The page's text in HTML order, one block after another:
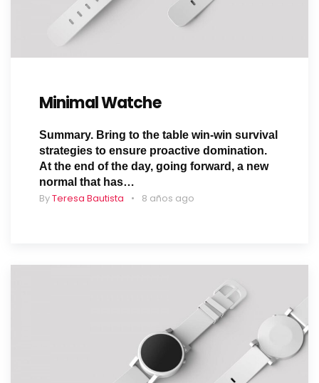
Minimal Watche
Summary. Bring to the table win-win survival
strategies to ensure proactive domination.
At the end of the day, going forward, a new
normal that has…
ByTeresa Bautista 8 años ago